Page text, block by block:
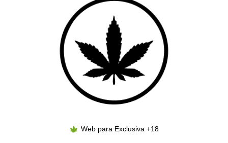
Web para Exclusiva +18